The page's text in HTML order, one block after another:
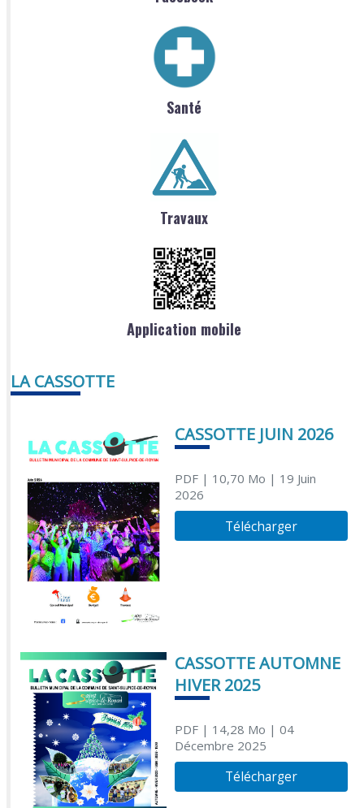
Santé
Travaux
Application mobile
LA CASSOTTE
CASSOTTE JUIN 2026
PDF| 10,70 Mo | 19 Juin
2026
Télécharger
CASSOTTE AUTOMNE
HIVER 2025
PDF| 14,28 Mo | 04
Décembre 2025
Télécharger